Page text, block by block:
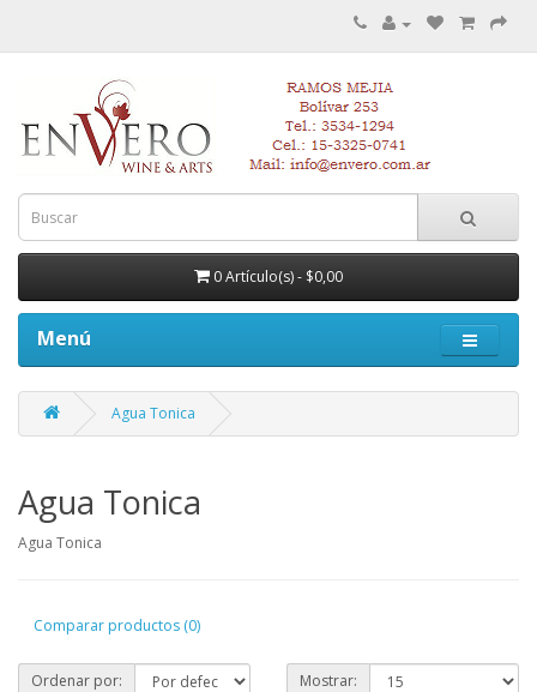
0 Artículo(s) - $0,00
Menú
Agua Tonica
Agua Tonica
Agua Tonica
Comparar productos (0)
Ordenar por: Mostrar: